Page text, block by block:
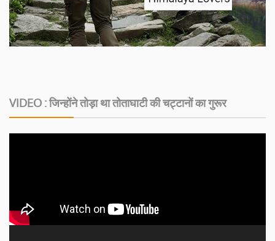
VIDEO : जिन्होंने तोड़ा था तोताघाटी की चट्टानों का गुरूर